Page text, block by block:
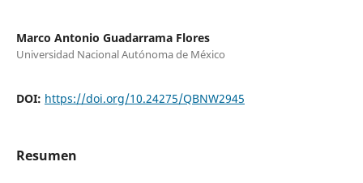
Marco Antonio Guadarrama Flores
Universidad Nacional Autónoma de México
DOI: https://doi.org/10.24275/QBNW2945
Resumen